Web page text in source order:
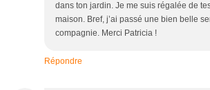
dans ton jardin. Je me suis régalée de
maison. Bref, j’ai passé une bien belle
compagnie. Merci Patricia !
Répondre